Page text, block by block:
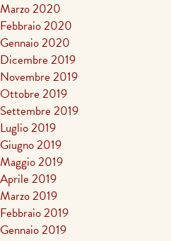
Marzo 2020
Febbraio 2020
Gennaio 2020
Dicembre 2019
Novembre 2019
Ottobre 2019
Settembre 2019
Luglio 2019
Giugno 2019
Maggio 2019
Aprile 2019
Marzo 2019
Febbraio 2019
Gennaio 2019